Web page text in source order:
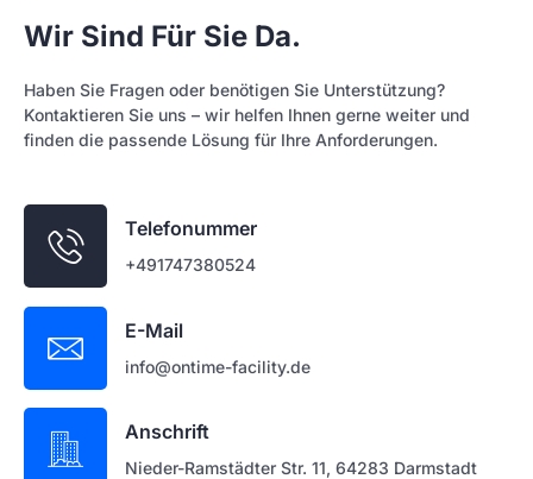
Wir Sind Für Sie Da.
Haben Sie Fragen oder benötigen Sie Unterstützung?
Kontaktieren Sie uns – wir helfen Ihnen gerne weiter und
finden die passende Lösung für Ihre Anforderungen.
Telefonummer
+491747380524
E-Mail
info@ontime-facility.de
Anschrift
Nieder-Ramstädter Str. 11, 64283 Darmstadt